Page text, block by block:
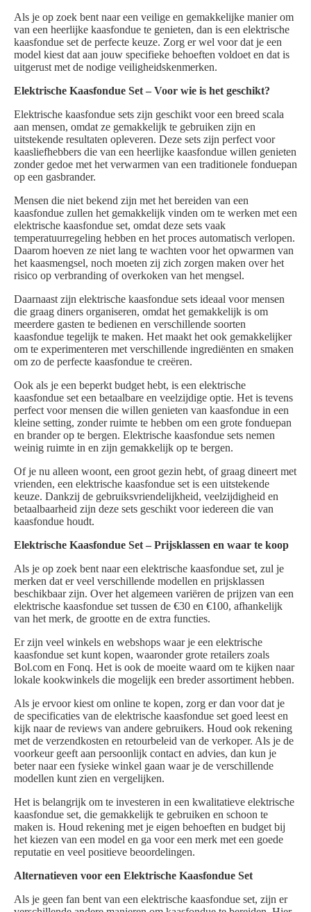
Als je op zoek bent naar een veilige en gemakkelijke manier om
van een heerlijke kaasfondue te genieten, dan is een elektrische
kaasfondue set de perfecte keuze. Zorg er wel voor dat je een
model kiest dat aan jouw specifieke behoeften voldoet en dat is
uitgerust met de nodige veiligheidskenmerken.
Elektrische Kaasfondue Set – Voor wie is het geschikt?
Elektrische kaasfondue sets zijn geschikt voor een breed scala
aan mensen, omdat ze gemakkelijk te gebruiken zijn en
uitstekende resultaten opleveren. Deze sets zijn perfect voor
kaasliefhebbers die van een heerlijke kaasfondue willen genieten
zonder gedoe met het verwarmen van een traditionele fonduepan
op een gasbrander.
Mensen die niet bekend zijn met het bereiden van een
kaasfondue zullen het gemakkelijk vinden om te werken met een
elektrische kaasfondue set, omdat deze sets vaak
temperatuurregeling hebben en het proces automatisch verlopen.
Daarom hoeven ze niet lang te wachten voor het opwarmen van
het kaasmengsel, noch moeten zij zich zorgen maken over het
risico op verbranding of overkoken van het mengsel.
Daarnaast zijn elektrische kaasfondue sets ideaal voor mensen
die graag diners organiseren, omdat het gemakkelijk is om
meerdere gasten te bedienen en verschillende soorten
kaasfondue tegelijk te maken. Het maakt het ook gemakkelijker
om te experimenteren met verschillende ingrediënten en smaken
om zo de perfecte kaasfondue te creëren.
Ook als je een beperkt budget hebt, is een elektrische
kaasfondue set een betaalbare en veelzijdige optie. Het is tevens
perfect voor mensen die willen genieten van kaasfondue in een
kleine setting, zonder ruimte te hebben om een grote fonduepan
en brander op te bergen. Elektrische kaasfondue sets nemen
weinig ruimte in en zijn gemakkelijk op te bergen.
Of je nu alleen woont, een groot gezin hebt, of graag dineert met
vrienden, een elektrische kaasfondue set is een uitstekende
keuze. Dankzij de gebruiksvriendelijkheid, veelzijdigheid en
betaalbaarheid zijn deze sets geschikt voor iedereen die van
kaasfondue houdt.
Elektrische Kaasfondue Set – Prijsklassen en waar te koop
Als je op zoek bent naar een elektrische kaasfondue set, zul je
merken dat er veel verschillende modellen en prijsklassen
beschikbaar zijn. Over het algemeen variëren de prijzen van een
elektrische kaasfondue set tussen de €30 en €100, afhankelijk
van het merk, de grootte en de extra functies.
Er zijn veel winkels en webshops waar je een elektrische
kaasfondue set kunt kopen, waaronder grote retailers zoals
Bol.com en Fonq. Het is ook de moeite waard om te kijken naar
lokale kookwinkels die mogelijk een breder assortiment hebben.
Als je ervoor kiest om online te kopen, zorg er dan voor dat je
de specificaties van de elektrische kaasfondue set goed leest en
kijk naar de reviews van andere gebruikers. Houd ook rekening
met de verzendkosten en retourbeleid van de verkoper. Als je de
voorkeur geeft aan persoonlijk contact en advies, dan kun je
beter naar een fysieke winkel gaan waar je de verschillende
modellen kunt zien en vergelijken.
Het is belangrijk om te investeren in een kwalitatieve elektrische
kaasfondue set, die gemakkelijk te gebruiken en schoon te
maken is. Houd rekening met je eigen behoeften en budget bij
het kiezen van een model en ga voor een merk met een goede
reputatie en veel positieve beoordelingen.
Alternatieven voor een Elektrische Kaasfondue Set
Als je geen fan bent van een elektrische kaasfondue set, zijn er